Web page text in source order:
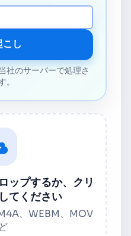
こし
社のサーバーで処理さ
。
ップするか、クリ
てください
、WEBM、MOV